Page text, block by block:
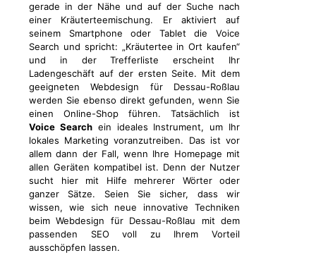
gerade in der Nähe und auf der Suche nach
einer Kräuterteemischung. Er aktiviert auf
seinem Smartphone oder Tablet die Voice
Search und spricht: „Kräutertee in Ort kaufen“
und in der Trefferliste erscheint Ihr
Ladengeschäft auf der ersten Seite. Mit dem
geeigneten Webdesign für Dessau-Roßlau
werden Sie ebenso direkt gefunden, wenn Sie
einen Online-Shop führen. Tatsächlich ist
Voice Searchein ideales Instrument, um Ihr
lokales Marketing voranzutreiben. Das ist vor
allem dann der Fall, wenn Ihre Homepage mit
allen Geräten kompatibel ist. Denn der Nutzer
sucht hier mit Hilfe mehrerer Wörter oder
ganzer Sätze. Seien Sie sicher, dass wir
wissen, wie sich neue innovative Techniken
beim Webdesign für Dessau-Roßlau mit dem
passenden SEO voll zu Ihrem Vorteil
ausschöpfen lassen.